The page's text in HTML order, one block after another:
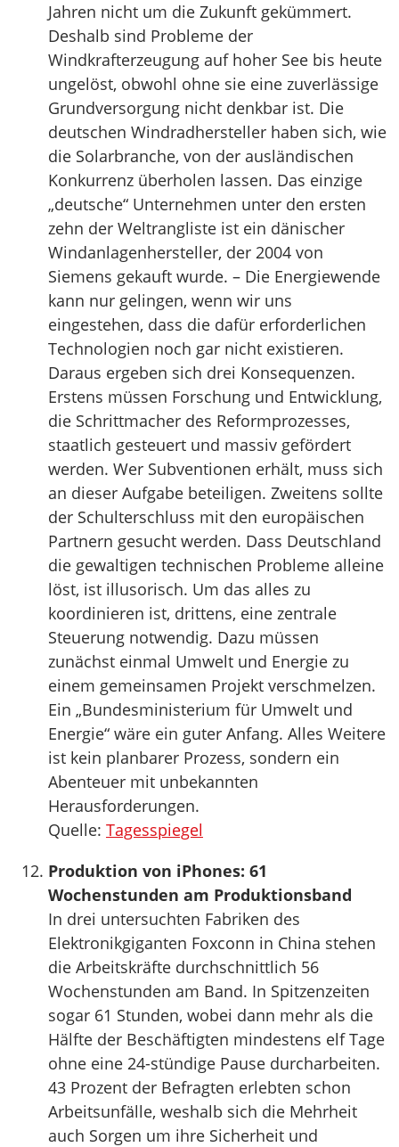
Jahren nicht um die Zukunft gekümmert.
Deshalb sind Probleme der
Windkrafterzeugung auf hoher See bis heute
ungelöst, obwohl ohne sie eine zuverlässige
Grundversorgung nicht denkbar ist. Die
deutschen Windradhersteller haben sich, wie
die Solarbranche, von der ausländischen
Konkurrenz überholen lassen. Das einzige
„deutsche“ Unternehmen unter den ersten
zehn der Weltrangliste ist ein dänischer
Windanlagenhersteller, der 2004 von
Siemens gekauft wurde. – Die Energiewende
kann nur gelingen, wenn wir uns
eingestehen, dass die dafür erforderlichen
Technologien noch gar nicht existieren.
Daraus ergeben sich drei Konsequenzen.
Erstens müssen Forschung und Entwicklung,
die Schrittmacher des Reformprozesses,
staatlich gesteuert und massiv gefördert
werden. Wer Subventionen erhält, muss sich
an dieser Aufgabe beteiligen. Zweitens sollte
der Schulterschluss mit den europäischen
Partnern gesucht werden. Dass Deutschland
die gewaltigen technischen Probleme alleine
löst, ist illusorisch. Um das alles zu
koordinieren ist, drittens, eine zentrale
Steuerung notwendig. Dazu müssen
zunächst einmal Umwelt und Energie zu
einem gemeinsamen Projekt verschmelzen.
Ein „Bundesministerium für Umwelt und
Energie“ wäre ein guter Anfang. Alles Weitere
ist kein planbarer Prozess, sondern ein
Abenteuer mit unbekannten
Herausforderungen.
Quelle: Tagesspiegel
Produktion von iPhones: 61
Wochenstunden am Produktionsband
In drei untersuchten Fabriken des
Elektronikgiganten Foxconn in China stehen
die Arbeitskräfte durchschnittlich 56
Wochenstunden am Band. In Spitzenzeiten
sogar 61 Stunden, wobei dann mehr als die
Hälfte der Beschäftigten mindestens elf Tage
ohne eine 24-stündige Pause durcharbeiten.
43 Prozent der Befragten erlebten schon
Arbeitsunfälle, weshalb sich die Mehrheit
auch Sorgen um ihre Sicherheit und